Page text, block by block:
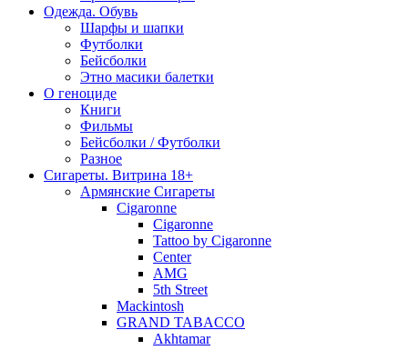
Одежда. Обувь
Шарфы и шапки
Футболки
Бейсболки
Этно масики балетки
О геноциде
Книги
Фильмы
Бейсболки / Футболки
Разное
Сигареты. Витрина 18+
Армянские Сигареты
Cigaronne
Cigaronne
Tattoo by Cigaronne
Center
AMG
5th Street
Mackintosh
GRAND TABACCO
Akhtamar